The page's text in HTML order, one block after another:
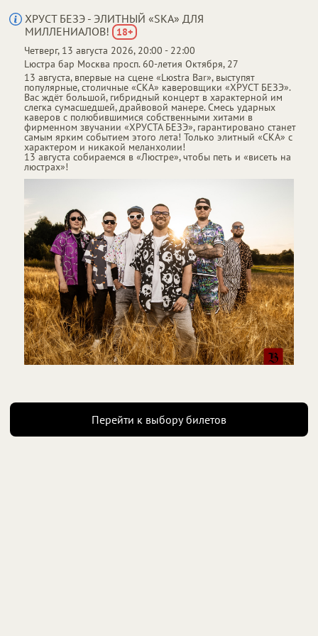
ХРУСТ БЕЗЭ - ЭЛИТНЫЙ «SKA» ДЛЯ
МИЛЛЕНИАЛОВ!
18+
Четверг, 13 августа 2026, 20:00 - 22:00
Lюстра бар Москва просп. 60-летия Октября, 27
13 августа, впервые на сцене «Lюstra Bar», выступят
популярные, столичные «СКА» каверовщики «ХРУСТ БЕЗЭ».
Вас ждёт большой, гибридный концерт в характерной им
слегка сумасшедшей, драйвовой манере. Смесь ударных
каверов с полюбившимися собственными хитами в
фирменном звучании «ХРУСТА БЕЗЭ», гарантировано станет
самым ярким событием этого лета! Только элитный «СКА» с
характером и никакой меланхолии!
13 августа собираемся в «Люстре», чтобы петь и «висеть на
люстрах»!
Перейти к выбору билетов
От 1 000 ₽ до 2 000 ₽